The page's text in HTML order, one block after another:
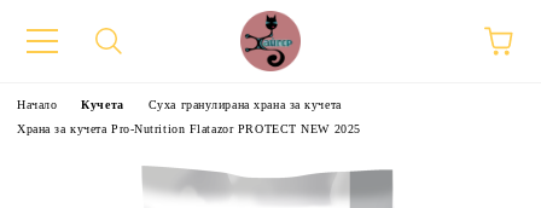
Начало Кучета
Суха гранулирана храна за кучета
Храна за кучета Pro-Nutrition Flatazor PROTECT NEW 2025